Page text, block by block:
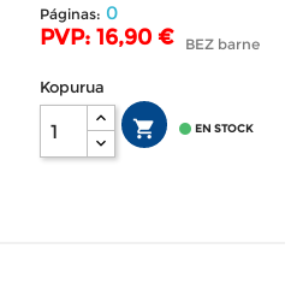
Páginas: 0
PVP: 16,90 € BEZ barne
Kopurua
  EN STOCK